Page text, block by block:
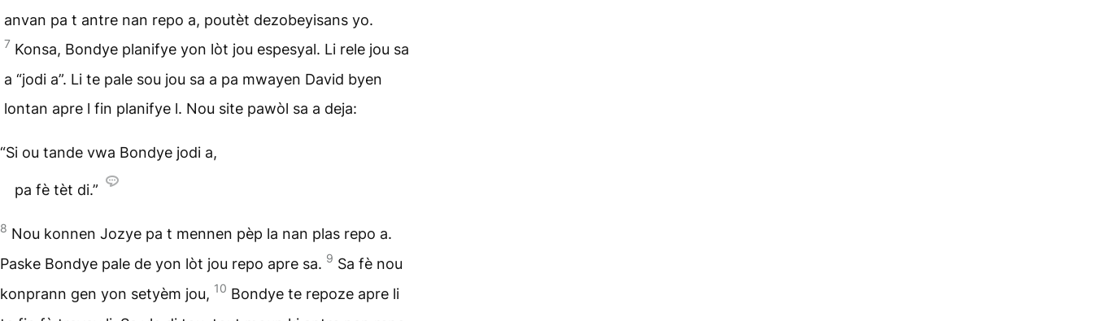
anvan pa t antre nan repo a, poutèt dezobeyisans yo.
7 Konsa, Bondye planifye yon lòt jou espesyal. Li rele jou sa
a “jodi a”. Li te pale sou jou sa a pa mwayen David byen
lontan apre l fin planifye l. Nou site pawòl sa a deja:
“Si ou tande vwa Bondye jodi a,
pa fè tèt di.”
8 Nou konnen Jozye pa t mennen pèp la nan plas repo a.
Paske Bondye pale de yon lòt jou repo apre sa. 9 Sa fè nou
konprann gen yon setyèm jou, 10 Bondye te repoze apre li